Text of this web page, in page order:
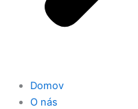
Domov
O nás